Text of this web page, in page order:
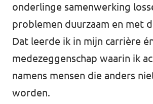
onderlinge samenwerking
problemen duurzaam en met
Dat leerde ik in mijn carrière
medezeggenschap waarin ik
namens mensen die anders
worden.